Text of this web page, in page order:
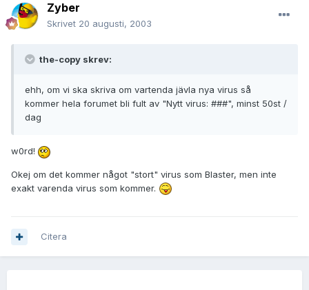
Zyber
Skrivet 20 augusti, 2003
the-copy skrev:
ehh, om vi ska skriva om vartenda jävla nya virus så
kommer hela forumet bli fult av "Nytt virus: ###", minst 50st /
dag
w0rd!
Okej om det kommer något "stort" virus som Blaster, men inte
exakt varenda virus som kommer.
Citera